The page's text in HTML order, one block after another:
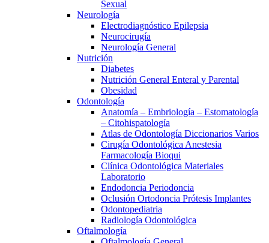
Sexual
Neurología
Electrodiagnóstico Epilepsia
Neurocirugía
Neurología General
Nutrición
Diabetes
Nutrición General Enteral y Parental
Obesidad
Odontología
Anatomía – Embriología – Estomatología
– Citohispatología
Atlas de Odontología Diccionarios Varios
Cirugía Odontológica Anestesia
Farmacología Bioqui
Clínica Odontológica Materiales
Laboratorio
Endodoncia Periodoncia
Oclusión Ortodoncia Prótesis Implantes
Odontopediatria
Radiología Odontológica
Oftalmología